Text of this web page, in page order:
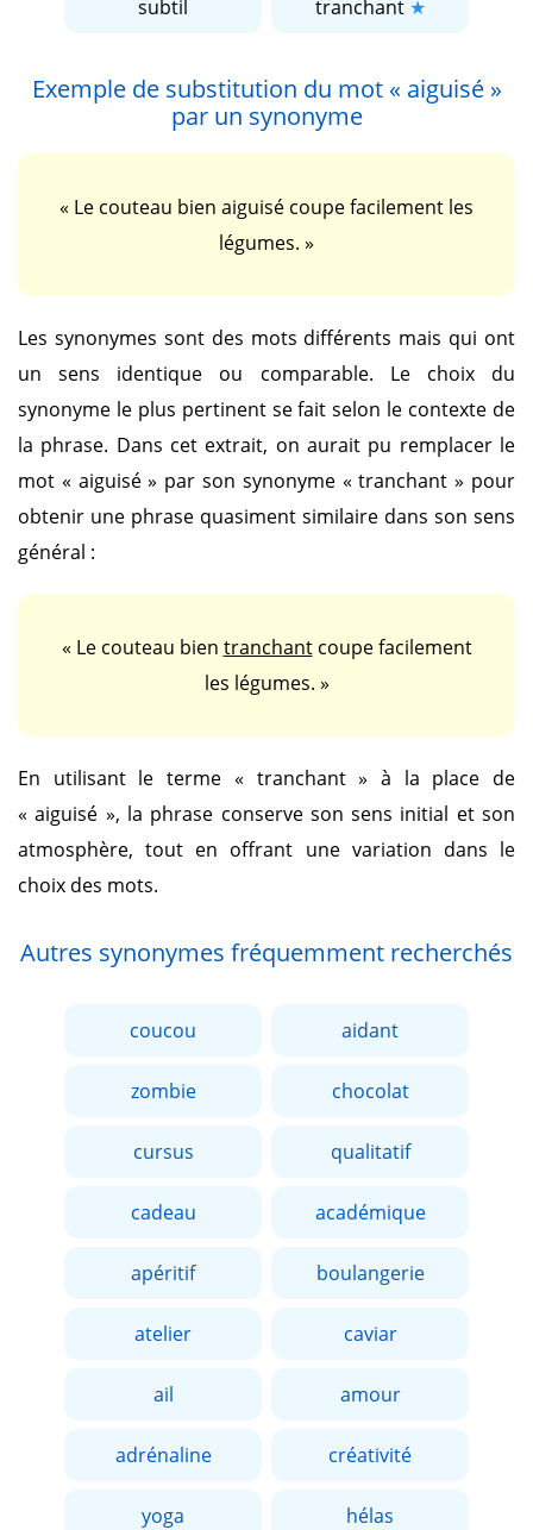
subtil tranchant
Exemple de substitution du mot « aiguisé »
par un synonyme
« Le couteau bien aiguisé coupe facilement les
légumes. »
Les synonymes sont des mots différents mais qui ont
un sens identique ou comparable. Le choix du
synonyme le plus pertinent se fait selon le contexte de
la phrase. Dans cet extrait, on aurait pu remplacer le
mot « aiguisé » par son synonyme « tranchant » pour
obtenir une phrase quasiment similaire dans son sens
général :
« Le couteau bien tranchantcoupe facilement
les légumes. »
En utilisant le terme « tranchant » à la place de
« aiguisé », la phrase conserve son sens initial et son
atmosphère, tout en offrant une variation dans le
choix des mots.
Autres synonymes fréquemment recherchés
coucou aidant
zombie chocolat
cursus qualitatif
cadeau académique
apéritif boulangerie
atelier caviar
ail amour
adrénaline créativité
yoga hélas